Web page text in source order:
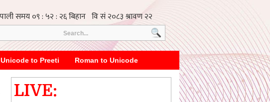
Unicode to Preeti Roman to Unicode
LIVE: